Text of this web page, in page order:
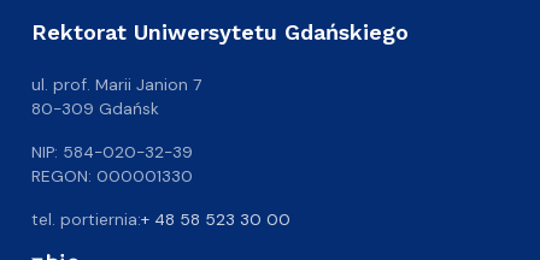
Rektorat Uniwersytetu Gdańskiego
ul. prof. Marii Janion 7
80-309 Gdańsk
NIP: 584-020-32-39
REGON: 000001330
tel. portiernia:+ 48 58 523 30 00